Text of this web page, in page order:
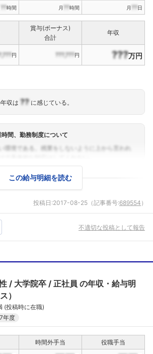
??時間 月 ??時間 月 ??日
賞与(ボーナス)
合計
年収
円 ???,???円 ???万円
収は ??に感じている。
間、勤務制度について
この給与明細を読む
投稿日:2017-08-25 （記事番号:689554 ）
不適切な投稿として報告
大学院卒 正社員 の年収・給与明
）
(投稿時に在職)
年度
時間外手当
役職手当